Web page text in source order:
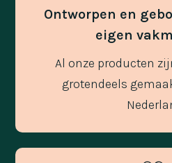
Ontworpen en
eigen
Al onze producten
grotendeels